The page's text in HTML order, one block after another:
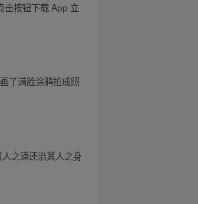
击按钮下载 App 立
了满脸涂鸦拍成照
之道还治其人之身